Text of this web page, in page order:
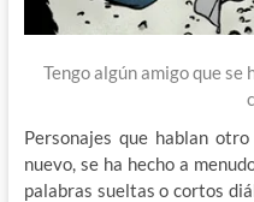
Tengo algún amigo que
Personajes que hablan
nuevo, se ha hecho a
palabras sueltas o cortos